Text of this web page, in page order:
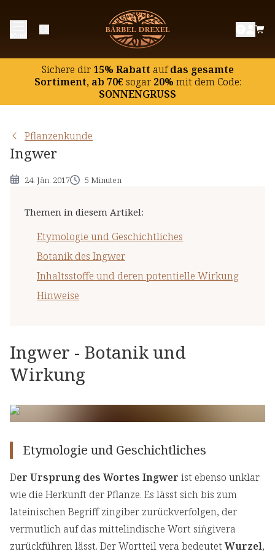
Sichere dir15% Rabatt aufdas gesamte
Sortiment, ab 70€ sogar20% mit dem Code:
SONNENGRUSS
Pflanzenkunde
Ingwer
24. Jän. 2017 5 Minuten
Themen in diesem Artikel:
Etymologie und Geschichtliches
Botanik des Ingwer
Inhaltsstoffe und deren potentielle Wirkung
Hinweise
Etymologie und Geschichtliches
Botanik des Ingwer
Inhaltsstoffe und deren potentielle Wirkung
Hinweise
Ingwer - Botanik und
Wirkung
Etymologie und Geschichtliches
Der Ursprung des Wortes Ingwer ist ebenso unklar
wie die Herkunft der Pflanze. Es lässt sich bis zum
lateinischen Begriff zingiber zurückverfolgen, der
vermutlich auf das mittelindische Wort siṅgivera
zurückführen lässt. Der Wortteil vera bedeutetWurzel,